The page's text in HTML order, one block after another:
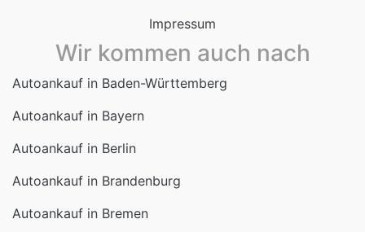
Impressum
Wir kommen auch nach
Autoankauf in Baden-Württemberg
Autoankauf in Bayern
Autoankauf in Berlin
Autoankauf in Brandenburg
Autoankauf in Bremen